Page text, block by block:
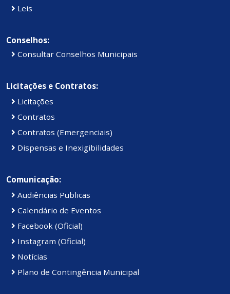
Leis
Conselhos:
Consultar Conselhos Municipais
Licitações e Contratos:
Licitações
Contratos
Contratos (Emergenciais)
Dispensas e Inexigibilidades
Comunicação:
Audiências Publicas
Calendário de Eventos
Facebook (Oficial)
Instagram (Oficial)
Notícias
Plano de Contingência Municipal